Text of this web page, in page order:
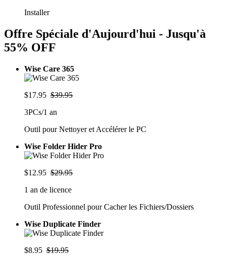
Installer
Offre Spéciale d'Aujourd'hui - Jusqu'à
55% OFF
Wise Care 365
$17.95 $39.95
3PCs/1 an
Outil pour Nettoyer et Accélérer le PC
Wise Folder Hider Pro
$12.95 $29.95
1 an de licence
Outil Professionnel pour Cacher les Fichiers/Dossiers
Wise Duplicate Finder
$8.95 $19.95